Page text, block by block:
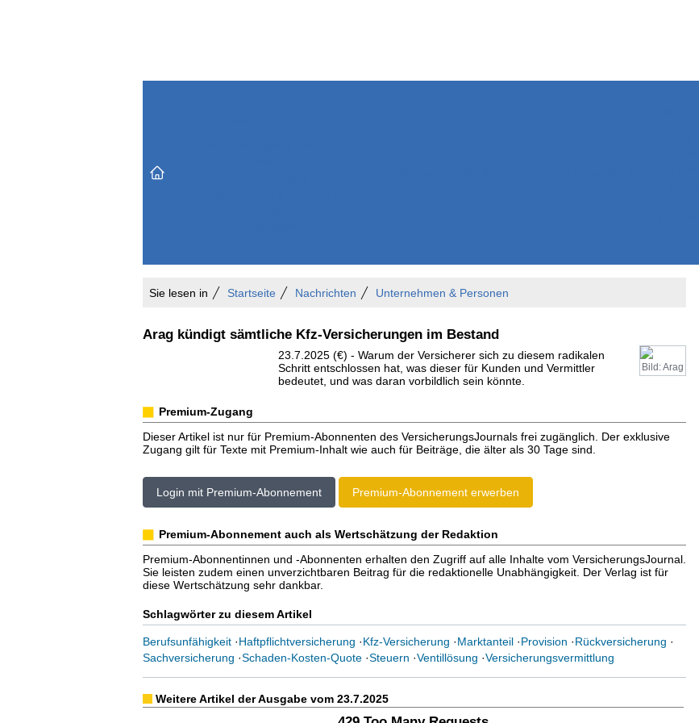
Sie lesen in Startseite Nachrichten Unternehmen & Personen
Arag kündigt sämtliche Kfz-Versicherungen im Bestand
Bild: Arag
23.7.2025 (€) - Warum der Versicherer sich zu diesem radikalen
Schritt entschlossen hat, was dieser für Kunden und Vermittler
bedeutet, und was daran vorbildlich sein könnte.
Premium-Zugang
Dieser Artikel ist nur für Premium-Abonnenten des VersicherungsJournals frei zugänglich. Der exklusive
Zugang gilt für Texte mit Premium-Inhalt wie auch für Beiträge, die älter als 30 Tage sind.
Login mit Premium-Abonnement Premium-Abonnement erwerben
Premium-Abonnement auch als Wertschätzung der Redaktion
Premium-Abonnentinnen und -Abonnenten erhalten den Zugriff auf alle Inhalte vom VersicherungsJournal.
Sie leisten zudem einen unverzichtbaren Beitrag für die redaktionelle Unabhängigkeit. Der Verlag ist für
diese Wertschätzung sehr dankbar.
Schlagwörter zu diesem Artikel
Berufsunfähigkeit·Haftpflichtversicherung ·Kfz-Versicherung ·Marktanteil·Provision ·Rückversicherung ·
Sachversicherung ·Schaden-Kosten-Quote·Steuern ·Ventillösung ·Versicherungsvermittlung
Weitere Artikel der Ausgabe vom 23.7.2025